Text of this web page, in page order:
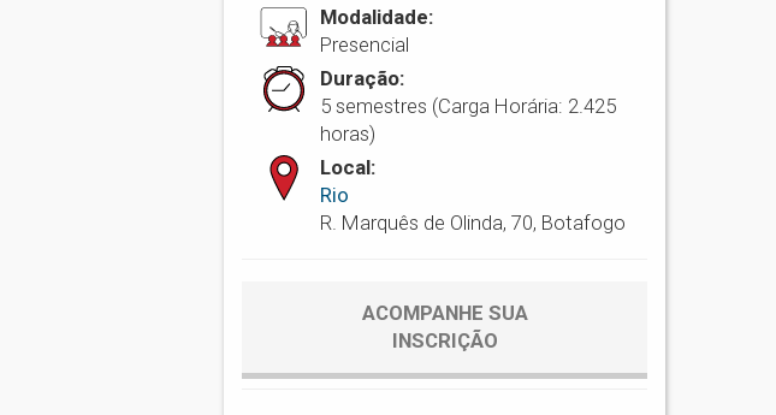
Modalidade:
Presencial
Duração:
5 semestres (Carga Horária: 2.425
horas)
Local:
Rio
R. Marquês de Olinda, 70, Botafogo
ACOMPANHE SUA
INSCRIÇÃO